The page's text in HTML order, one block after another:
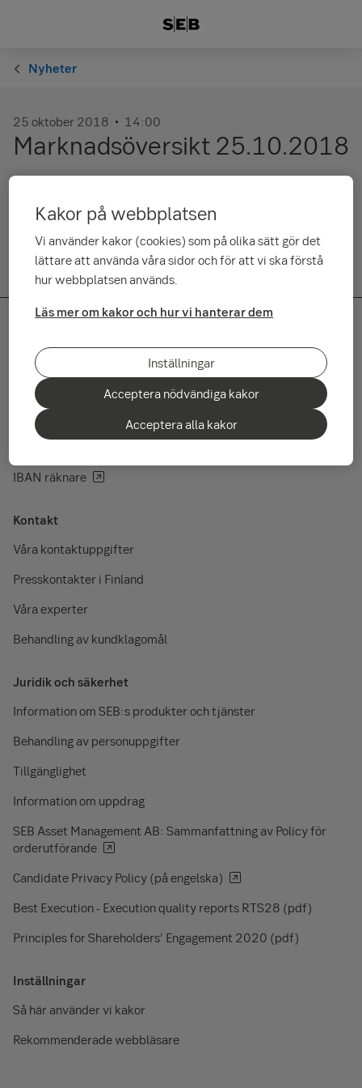
Nyheter
25 oktober 2018 14:00
Marknadsöversikt 25.10.2018
marknadssituationen (på finska).
Snabbvägar
Fondernas kurslista
Lediga tjänster
IBAN räknare
Kontakt
Våra kontaktuppgifter
Presskontakter i Finland
Våra experter
Behandling av kundklagomål
Juridik och säkerhet
Information om SEB:s produkter och tjänster
Behandling av personuppgifter
Tillgänglighet
Information om uppdrag
SEB Asset Management AB: Sammanfattning av Policy för
orderutförande
Candidate Privacy Policy (på engelska)
Best Execution - Execution quality reports RTS28 (pdf)
Principles for Shareholders’ Engagement 2020 (pdf)
Inställningar
Så här använder vi kakor
Rekommenderade webbläsare
Kakor på webbplatsen
Vi använder kakor (cookies) som på olika sätt gör det
lättare att använda våra sidor och för att vi ska förstå
hur webbplatsen används.
Läs mer om kakor och hur vi hanterar dem
Inställningar
Acceptera nödvändiga kakor
Acceptera alla kakor